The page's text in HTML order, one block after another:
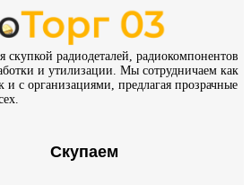
скупкой радиодеталей, радиокомпонентов
и утилизации. Мы сотрудничаем как
и с организациями, предлагая прозрачные
Скупаем